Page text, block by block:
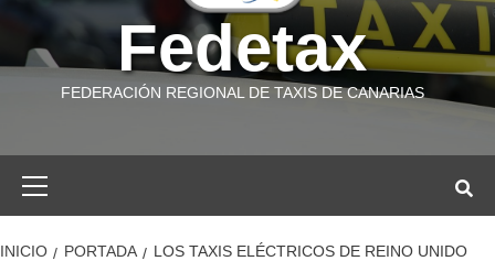
Fedetax
FEDERACIÓN REGIONAL DE TAXIS DE CANARIAS
INICIO PORTADA
LOS TAXIS ELÉCTRICOS DE REINO UNIDO